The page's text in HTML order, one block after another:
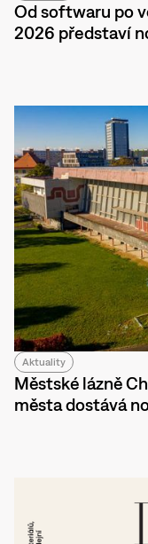
Od softwaru po
2026 představí
Aktuality
Městské lázně
města dostává